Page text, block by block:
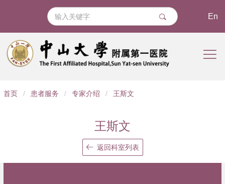
En
导
首页 / 患者服务 / 专家介绍 / 王斯文
王斯文
返回科室列表